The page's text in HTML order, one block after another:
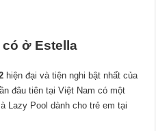
ở Estella
hiện đại và tiện nghi bật nhất của
đâu tiên tại Việt Nam có một
Lazy Pool dành cho trẻ em tại